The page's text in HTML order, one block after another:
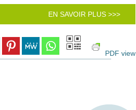
EN SAVOIR PLUS >>>
PDF view